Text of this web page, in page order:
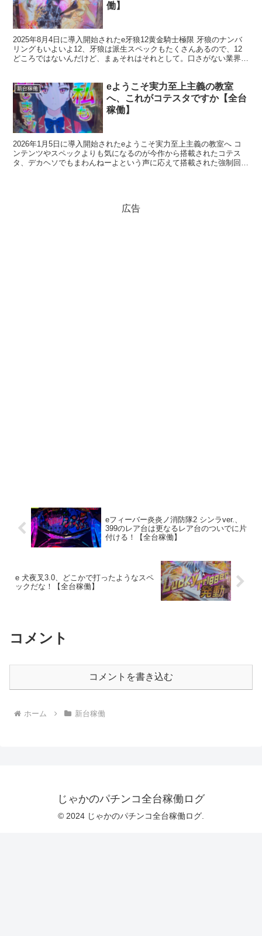
働】
2025年8月4日に導入開始されたe牙狼12黄金騎士極限 牙狼のナンバ
リングもいよいよ12、牙狼は派生スペックもたくさんあるので、12
どころではないんだけど、まぁそれはそれとして。口さがない業界人
新台稼働
eようこそ実力至上主義の教室
へ、これがコテスタですか【全台
稼働】
2026年1月5日に導入開始されたeようこそ実力至上主義の教室へ コ
ンテンツやスペックよりも気になるのが今作から搭載されたコテス
タ、デカヘソでもまわんねーよという声に応えて搭載された強制回転
広告
eフィーバー炎炎ノ消防隊2 シンラver.、
399のレア台は更なるレア台のついでに片
付ける！【全台稼働】
e 犬夜叉3.0、どこかで打ったようなスペ
ックだな！【全台稼働】
コメント
コメントを書き込む
ホーム 新台稼働
じゃかのパチンコ全台稼働ログ
© 2024 じゃかのパチンコ全台稼働ログ.